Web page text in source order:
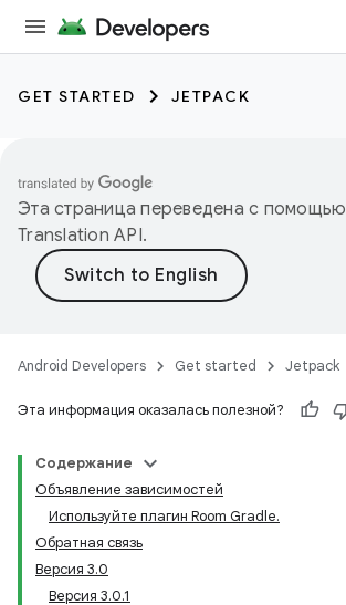
GET STARTED JETPACK
Эта страница переведена с помощью
Translation API.
Android Developers Get started Jetpack
Эта информация оказалась полезной?
Содержание
Объявление зависимостей
Используйте плагин Room Gradle.
Обратная связь
Версия 3.0
Версия 3.0.1